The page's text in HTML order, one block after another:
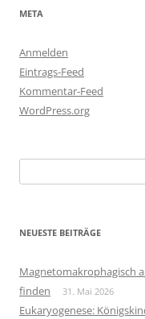
META
Anmelden
Eintrags-Feed
Kommentar-Feed
WordPress.org
nach:
NEUESTE BEITRÄGE
Magnetomakrophagisch
finden
31. Mai 2026
Eukaryogenese: